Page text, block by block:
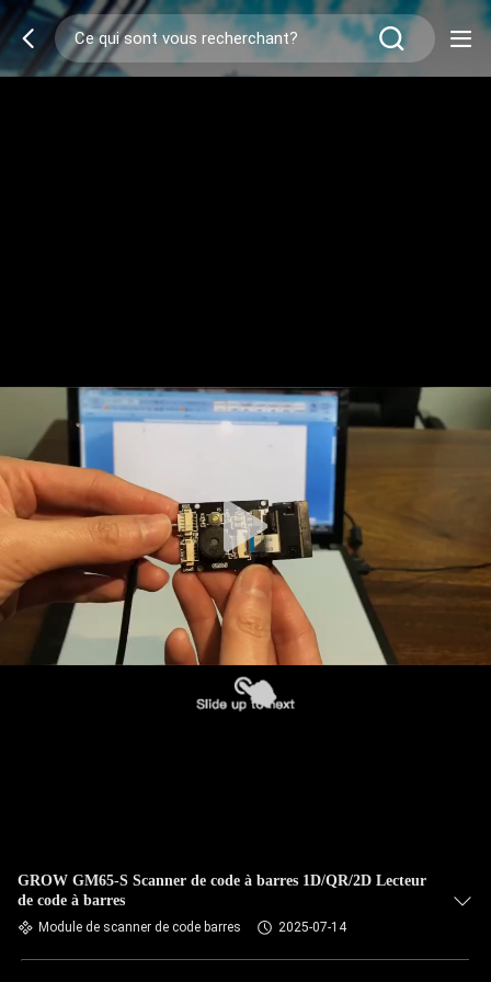
GROW GM65-S Scanner de code à barres 1D/QR/2D Lecteur
de code à barres
Module de scanner de code barres 2025-07-14